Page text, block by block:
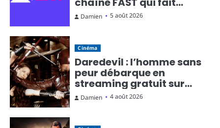
monter la température
Damien 5 août 2026
Cinéma
Daredevil : l’homme sans
peur débarque en
streaming gratuit sur
Rakuten TV
Damien 4 août 2026